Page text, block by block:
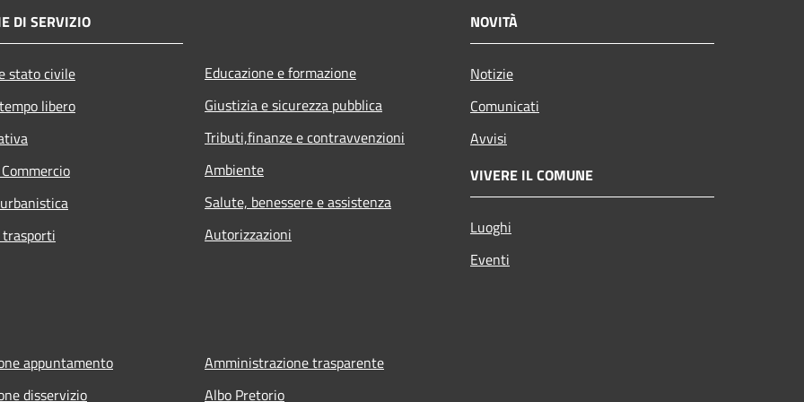
DI SERVIZIO
stato civile
libero
Educazione e formazione
Giustizia e sicurezza pubblica
Tributi,finanze e contravvenzioni
Ambiente
Salute, benessere e assistenza
Autorizzazioni
NOVITÀ
Notizie
Comunicati
Avvisi
VIVERE IL COMUNE
Luoghi
Eventi
appuntamento
disservizio
Amministrazione trasparente
Albo Pretorio